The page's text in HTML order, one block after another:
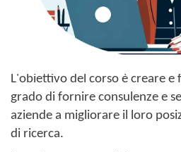
L'obiettivo del corso è creare e
grado di fornire consulenze e
aziende a migliorare il loro
di ricerca.